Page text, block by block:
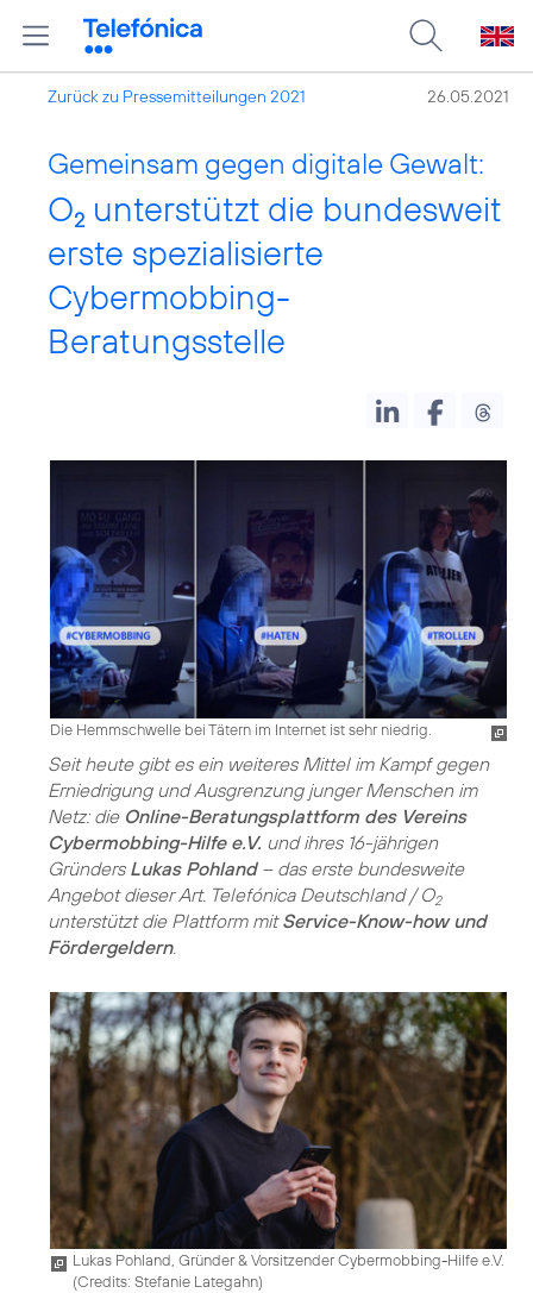
Zurück zu Pressemitteilungen 2021 26.05.2021
Gemeinsam gegen digitale Gewalt:
O2 unterstützt die bundesweit
erste spezialisierte
Cybermobbing-
Beratungsstelle
Die Hemmschwelle bei Tätern im Internet ist sehr niedrig.
Seit heute gibt es ein weiteres Mittel im Kampf gegen
Erniedrigung und Ausgrenzung junger Menschen im
Netz: die Online-Beratungsplattform des Vereins
Cybermobbing-Hilfe e.V. und ihres 16-jährigen
Gründers Lukas Pohland– das erste bundesweite
Angebot dieser Art. Telefónica Deutschland / O2
unterstützt die Plattform mitService-Know-how und
Fördergeldern.
Lukas Pohland, Gründer & Vorsitzender Cybermobbing-Hilfe e.V.
(Credits: Stefanie Lategahn)